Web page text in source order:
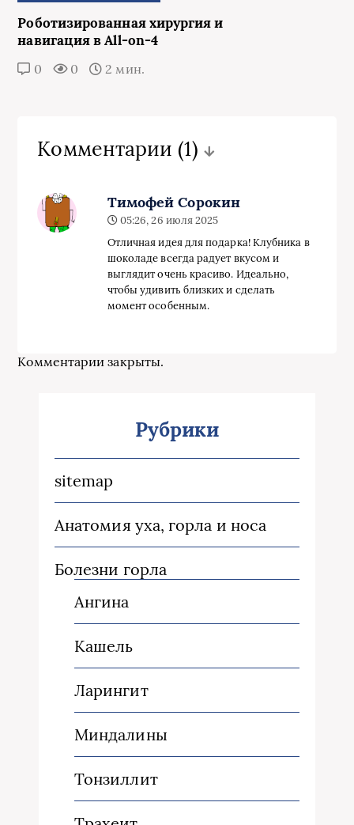
Роботизированная хирургия и
навигация в All-on-4
0 0 2 мин.
Комментарии (1)
Тимофей Сорокин
05:26, 26 июля 2025
Отличная идея для подарка! Клубника в
шоколаде всегда радует вкусом и
выглядит очень красиво. Идеально,
чтобы удивить близких и сделать
момент особенным.
Комментарии закрыты.
Рубрики
sitemap
Анатомия уха, горла и носа
Болезни горла
Ангина
Кашель
Ларингит
Миндалины
Тонзиллит